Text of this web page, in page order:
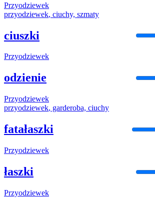
Przyodziewek
przyodziewek, ciuchy, szmaty
ciuszki
Przyodziewek
odzienie
Przyodziewek
przyodziewek, garderoba, ciuchy
fatałaszki
Przyodziewek
łaszki
Przyodziewek